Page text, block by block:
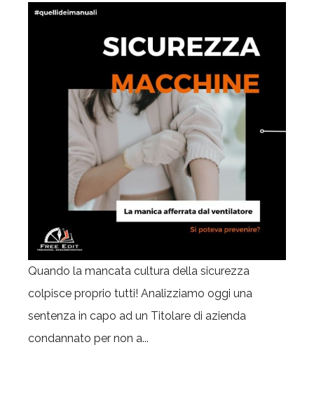
Quando la mancata cultura della sicurezza
colpisce proprio tutti! Analizziamo oggi una
sentenza in capo ad un Titolare di azienda
condannato per non a...